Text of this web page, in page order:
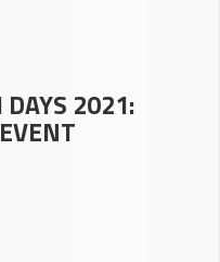
2021: